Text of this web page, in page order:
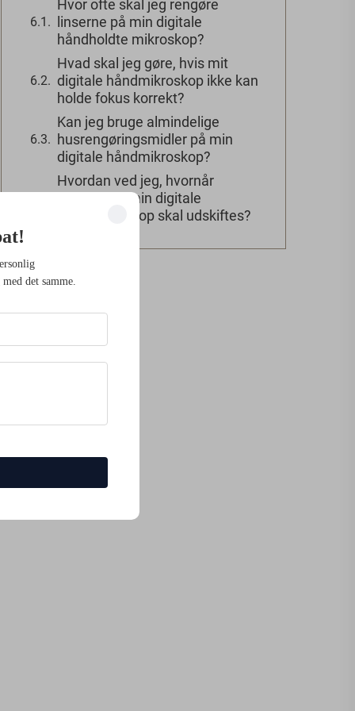
Hvor ofte skal jeg rengøre
linserne på min digitale
håndholdte mikroskop?
Hvad skal jeg gøre, hvis mit
digitale håndmikroskop ikke kan
holde fokus korrekt?
Kan jeg bruge almindelige
husrengøringsmidler på min
digitale håndmikroskop?
Hvordan ved jeg, hvornår
batteriet til min digitale
håndmikroskop skal udskiftes?
det samme.